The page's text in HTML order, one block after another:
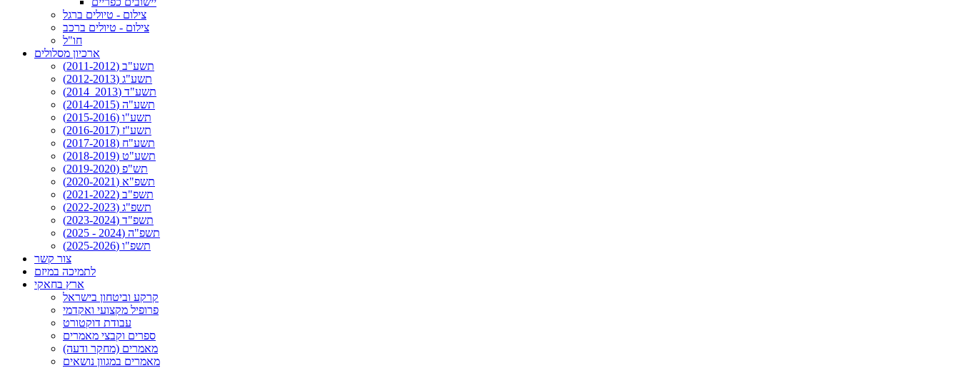
צילום - טיולים ברגל
צילום - טיולים ברכב
חו"ל
ארכיון מסלולים
תשע"ב (2011-2012)
תשע"ג (2012-2013)
תשע"ד (2013_2014)
תשע"ה (2014-2015)
תשע"ו (2015-2016)
תשע"ז (2016-2017)
תשע"ח (2017-2018)
תשע"ט (2018-2019)
תש"פ (2019-2020)
תשפ"א (2020-2021)
תשפ"ב (2021-2022)
תשפ"ג (2022-2023)
תשפ"ד (2023-2024)
תשפ"ה (2024 - 2025)
תשפ"ו (2025-2026)
צור קשר
לתמיכה במיזם
ארץ בחאקי
קרקע וביטחון בישראל
פרופיל מקצועי ואקדמי
עבודת דוקטורט
ספרים וקבצי מאמרים
מאמרים (מחקר ודעה)
מאמרים במגוון נושאים